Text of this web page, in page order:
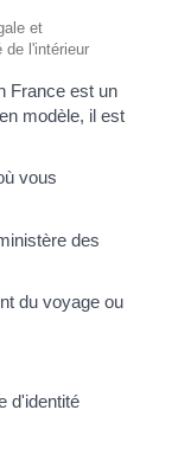
et
de l'intérieur
France est un
modèle, il est
vous
des
du voyage ou
d'identité